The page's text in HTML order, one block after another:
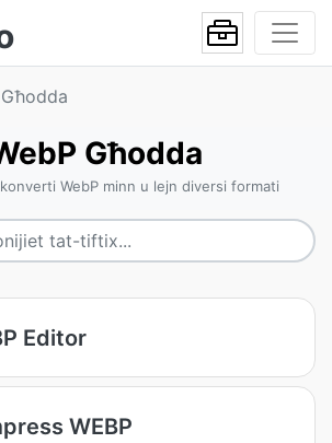
Għodda
WebP minn u lejn diversi formati
Editor
WEBP